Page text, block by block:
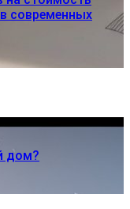
современных
дом?